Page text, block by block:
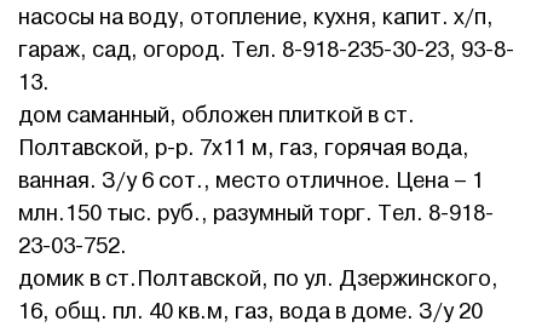
насосы на воду, отопление, кухня, капит. х/п,
гараж, сад, огород. Тел. 8-918-235-30-23, 93-8-
13.
дом саманный, обложен плиткой в ст.
Полтавской, р-р. 7х11 м, газ, горячая вода,
ванная. З/у 6 сот., место отличное. Цена – 1
млн.150 тыс. руб., разумный торг. Тел. 8-918-
23-03-752.
домик в ст.Полтавской, по ул. Дзержинского,
16, общ. пл. 40 кв.м, газ, вода в доме. З/у 20